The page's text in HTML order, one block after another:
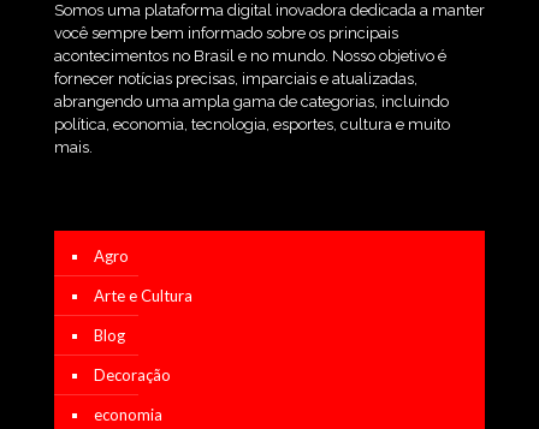
Somos uma plataforma digital inovadora dedicada a manter
você sempre bem informado sobre os principais
acontecimentos no Brasil e no mundo. Nosso objetivo é
fornecer notícias precisas, imparciais e atualizadas,
abrangendo uma ampla gama de categorias, incluindo
política, economia, tecnologia, esportes, cultura e muito
mais.
Agro
Arte e Cultura
Blog
Decoração
economia